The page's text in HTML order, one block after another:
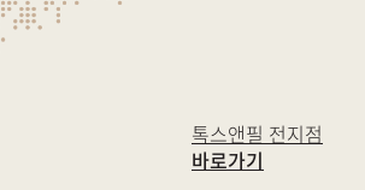
톡스앤필 전지점
바로가기